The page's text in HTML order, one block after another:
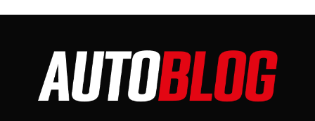
15:08
Noul Geely EX2 / Test Drive AutoBlog.MD
15:22